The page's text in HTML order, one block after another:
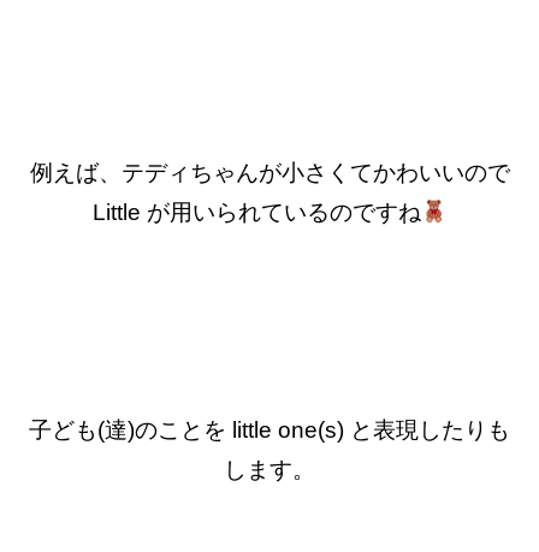
例えば、テディちゃんが小さくてかわいいので
Little が用いられているのですね
子ども(達)のことを little one(s) と表現したりも
します。